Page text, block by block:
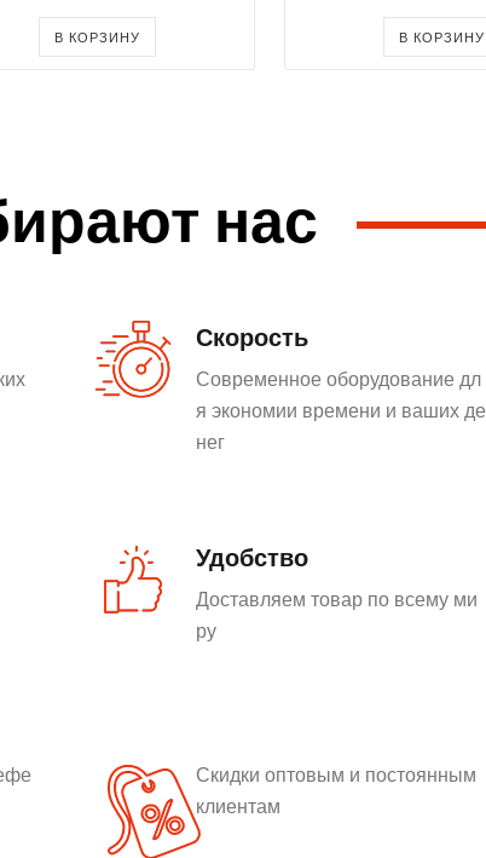
В КОРЗИНУ В КОРЗИНУ
нас
Скорость
Современное оборудование дл
я экономии времени и ваших де
нег
Удобство
Доставляем товар по всему ми
ру
Скидки оптовым и постоянным
клиентам